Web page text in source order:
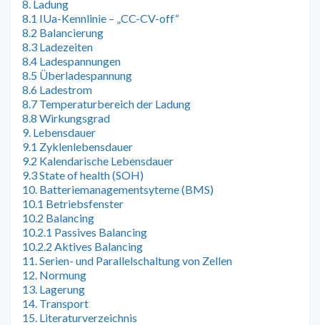
8. Ladung
8.1 IUa-Kennlinie – „CC-CV-off“
8.2 Balancierung
8.3 Ladezeiten
8.4 Ladespannungen
8.5 Überladespannung
8.6 Ladestrom
8.7 Temperaturbereich der Ladung
8.8 Wirkungsgrad
9. Lebensdauer
9.1 Zyklenlebensdauer
9.2 Kalendarische Lebensdauer
9.3 State of health (SOH)
10. Batteriemanagementsyteme (BMS)
10.1 Betriebsfenster
10.2 Balancing
10.2.1 Passives Balancing
10.2.2 Aktives Balancing
11. Serien- und Parallelschaltung von Zellen
12. Normung
13. Lagerung
14. Transport
15. Literaturverzeichnis